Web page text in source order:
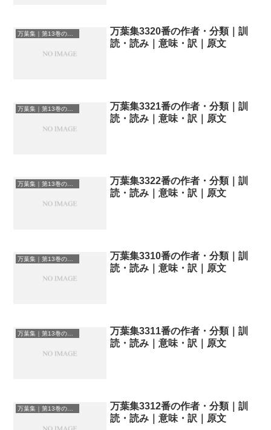
万葉集｜第13巻の和歌一覧
万葉集3320番の作者・分類｜訓
読・読み｜意味・訳｜原文
万葉集｜第13巻の和歌一覧
万葉集3321番の作者・分類｜訓
読・読み｜意味・訳｜原文
万葉集｜第13巻の和歌一覧
万葉集3322番の作者・分類｜訓
読・読み｜意味・訳｜原文
万葉集｜第13巻の和歌一覧
万葉集3310番の作者・分類｜訓
読・読み｜意味・訳｜原文
万葉集｜第13巻の和歌一覧
万葉集3311番の作者・分類｜訓
読・読み｜意味・訳｜原文
万葉集｜第13巻の和歌一覧
万葉集3312番の作者・分類｜訓
読・読み｜意味・訳｜原文